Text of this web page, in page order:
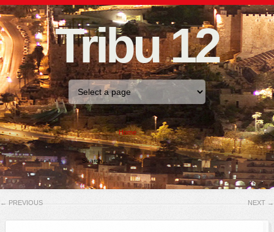
Tribu 12
Home
← PREVIOUS NEXT →